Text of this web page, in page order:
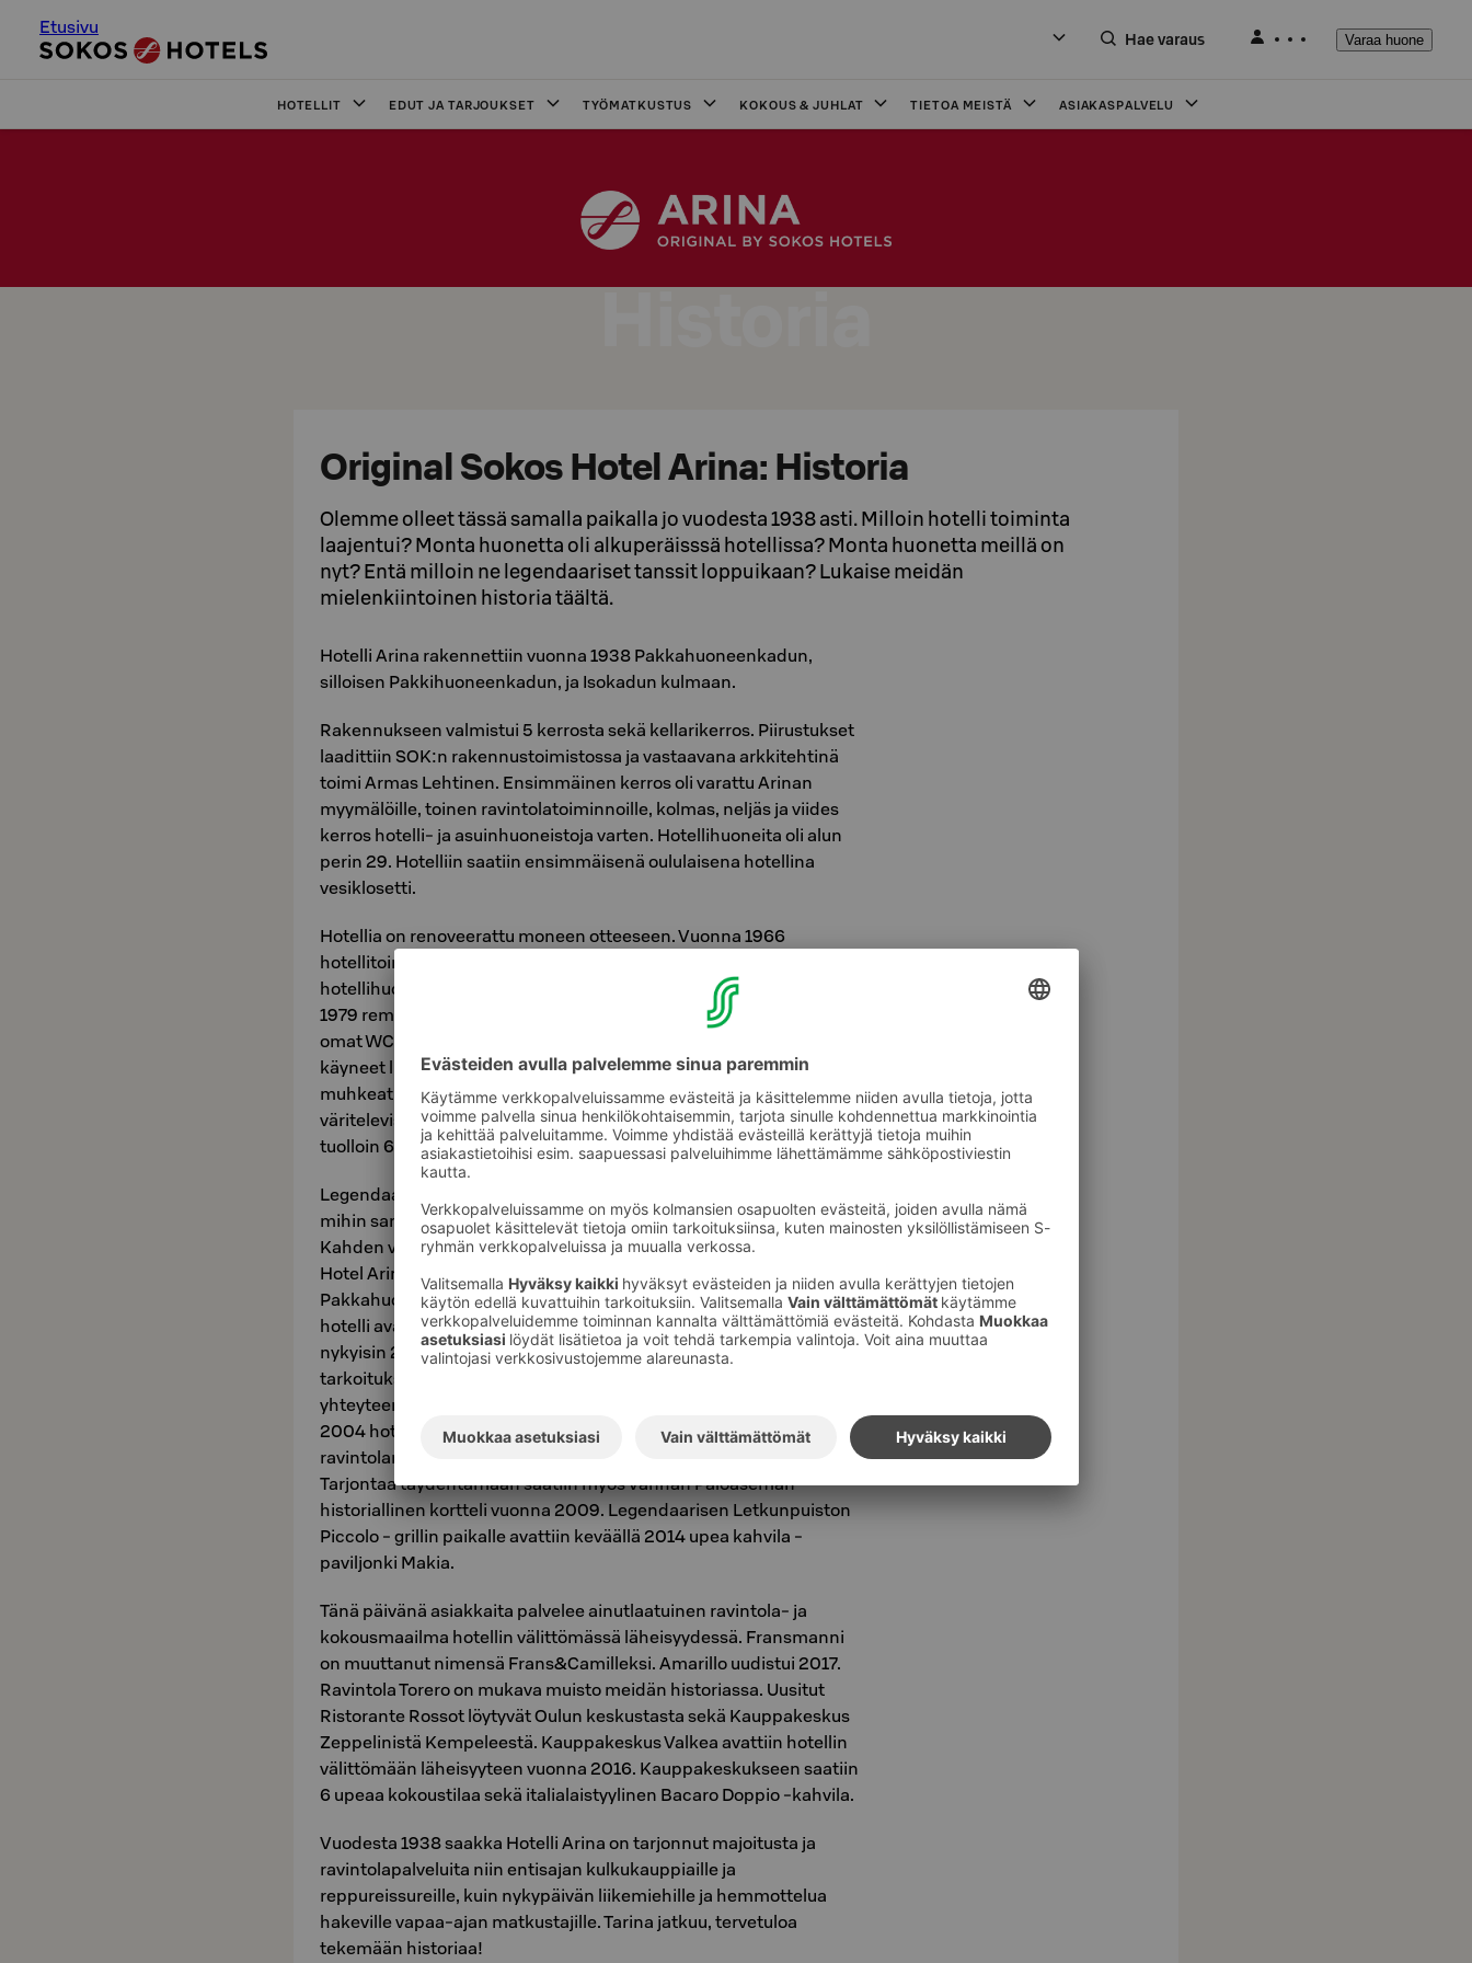
Etusivu
Hae varaus Varaa huone
HOTELLIT EDUT JA TARJOUKSET TYÖMATKUSTUS KOKOUS & JUHLAT TIETOA MEISTÄ ASIAKASPALVELU
Historia
Original Sokos Hotel Arina: Historia
Olemme olleet tässä samalla paikalla jo vuodesta 1938 asti. Milloin hotelli toiminta
laajentui? Monta huonetta oli alkuperäisssä hotellissa? Monta huonetta meillä on
nyt? Entä milloin ne legendaariset tanssit loppuikaan? Lukaise meidän
mielenkiintoinen historia täältä.
Hotelli Arina rakennettiin vuonna 1938 Pakkahuoneenkadun,
silloisen Pakkihuoneenkadun, ja Isokadun kulmaan.
Rakennukseen valmistui 5 kerrosta sekä kellarikerros. Piirustukset
laadittiin SOK:n rakennustoimistossa ja vastaavana arkkitehtinä
toimi Armas Lehtinen. Ensimmäinen kerros oli varattu Arinan
myymälöille, toinen ravintolatoiminnoille, kolmas, neljäs ja viides
kerros hotelli- ja asuinhuoneistoja varten. Hotellihuoneita oli alun
perin 29. Hotelliin saatiin ensimmäisenä oululaisena hotellina
vesiklosetti.
Hotellia on renoveerattu moneen otteeseen. Vuonna 1966
hotellitoimintaa laajennettiin muuttamalla osa asuinhuoneistoista
hotellihuoneiksi ja hotelliin tehtiin mm. asiakassaunat. Vuoden
1979 remontin aikana huoneiden sisustus uudistettiin ja ne saivat
omat WC – tilansa. Myös sängyt vaihdettiin, sillä vanhat olivat
käyneet liian lyhyiksi ja vieraita ilahduttamaan huoneisiin hankittiin
muhkeat laiskanlinnat. Radiot tulivat tällöin hotellihuoneisiin ja
väritelevisiot vuotta myöhemmin. Hotellihuoneiden lukumäärä oli
tuolloin 64. Samalla henkilökunnan sosiaalitilat uudistettiin.
Legendaarisia naistentansseja pidettiin aina vuoteen 2001 saakka,
mihin samalla päättyi yksi aikakausi Sokos Hotel Arinan historiassa.
Kahden vuoden mittavan remontin jälkeen jäljelle jäi nimi Sokos
Hotel Arina, sekä suojelukohteena säilytetty funkistyylinen julkisivu
Pakkahuoneenkadun ja Isokadun kulmauksessa. Täysin uudistettu
hotelli avattiin 31.10.2003 juhlavin menoin. Uudessa hotellissa on
nykyisin 260 hotellihuonetta, joista voi valita sopivimman matkan
tarkoituksen mukaan. Myös ravintolatarjonta kasvoi, kun hotellin
yhteyteen avattiin Rosson lisäksi Fransmanni ja Amarillo. Vuonna
2004 hotellin kortteliin rakennettiin 15 kokoustilaa, ja samalla
ravintolamaailma kasvoi espanjalaishenkisellä ravintola Torerolla.
Tarjontaa täydentämään saatiin myös Vanhan Paloaseman
historiallinen kortteli vuonna 2009. Legendaarisen Letkunpuiston
Piccolo - grillin paikalle avattiin keväällä 2014 upea kahvila -
paviljonki Makia.
Tänä päivänä asiakkaita palvelee ainutlaatuinen ravintola- ja
kokousmaailma hotellin välittömässä läheisyydessä. Fransmanni
on muuttanut nimensä Frans&Camilleksi. Amarillo uudistui 2017.
Ravintola Torero on mukava muisto meidän historiassa. Uusitut
Ristorante Rossot löytyvät Oulun keskustasta sekä Kauppakeskus
Zeppelinistä Kempeleestä. Kauppakeskus Valkea avattiin hotellin
välittömään läheisyyteen vuonna 2016. Kauppakeskukseen saatiin
6 upeaa kokoustilaa sekä italialaistyylinen Bacaro Doppio -kahvila.
Vuodesta 1938 saakka Hotelli Arina on tarjonnut majoitusta ja
ravintolapalveluita niin entisajan kulkukauppiaille ja
reppureissureille, kuin nykypäivän liikemiehille ja hemmottelua
hakeville vapaa-ajan matkustajille. Tarina jatkuu, tervetuloa
tekemään historiaa!